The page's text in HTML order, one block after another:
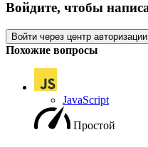
Войдите, чтобы
Войти через центр авторизации
Похожие вопросы
JavaScript
Простой